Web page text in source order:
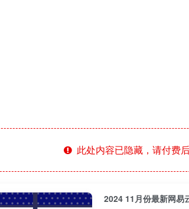
此处内容已隐藏，请付费
2024 11月份最新网易